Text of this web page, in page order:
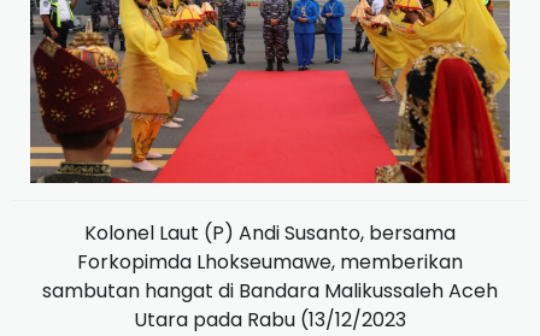
Kolonel Laut (P) Andi Susanto, bersama
Forkopimda Lhokseumawe, memberikan
sambutan hangat di Bandara Malikussaleh Aceh
Utara pada Rabu (13/12/2023